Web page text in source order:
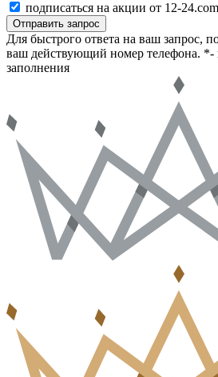
подписаться на акции от 12-24.com
Отправить запрос
Для быстрого ответа на ваш запрос,
ваш действующий номер телефона. *-
заполнения